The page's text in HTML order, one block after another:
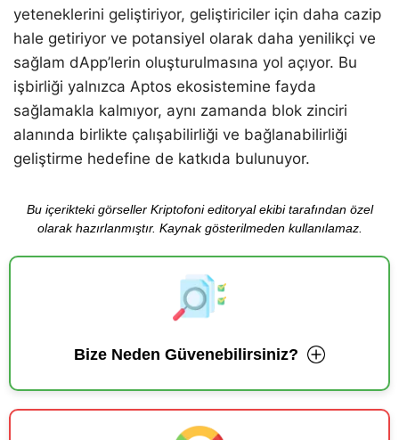
yeteneklerini geliştiriyor, geliştiriciler için daha cazip
hale getiriyor ve potansiyel olarak daha yenilikçi ve
sağlam dApp’lerin oluşturulmasına yol açıyor. Bu
işbirliği yalnızca Aptos ekosistemine fayda
sağlamakla kalmıyor, aynı zamanda blok zinciri
alanında birlikte çalışabilirliği ve bağlanabilirliği
geliştirme hedefine de katkıda bulunuyor.
Bu içerikteki görseller Kriptofoni editoryal ekibi tarafından özel
olarak hazırlanmıştır. Kaynak gösterilmeden kullanılamaz.
Bize Neden Güvenebilirsiniz?